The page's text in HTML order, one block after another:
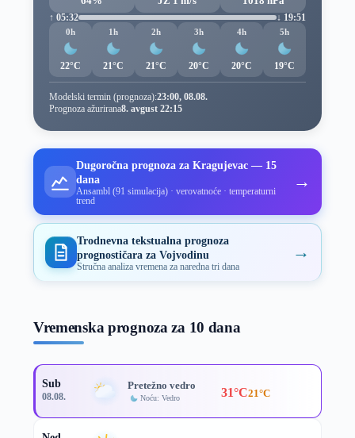
↑ 05:32
↓ 19:51
0h
22°C
1h
21°C
2h
21°C
3h
20°C
4h
20°C
5h
19°C
Modelski termin (prognoza):23:00, 08.08.
Prognoza ažurirana8. avgust 22:15
Dugoročna prognoza za Kragujevac — 15
dana
Ansambl (91 simulacija) · verovatnoće · temperaturni
trend
→
Trodnevna tekstualna prognoza
prognostičara za Vojvodinu
Stručna analiza vremena za naredna tri dana
→
Vremenska prognoza za 10 dana
Sub
08.08.
Pretežno vedro
Noću: Vedro 31°C21°C